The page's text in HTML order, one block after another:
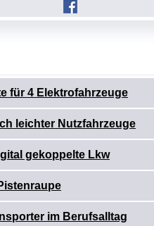
für 4 Elektrofahrzeuge
leichter Nutzfahrzeuge
gekoppelte Lkw
im Berufsalltag